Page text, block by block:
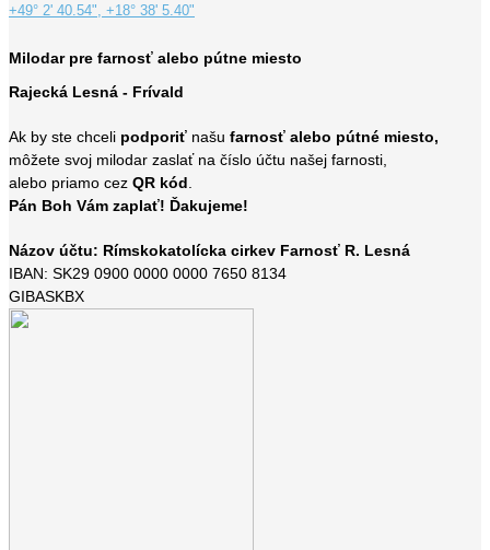
+49° 2' 40.54", +18° 38' 5.40"
Milodar pre farnosť alebo pútne miesto
Rajecká Lesná - Frívald
Ak by ste chceli podporiť našu farnosť alebo pútné miesto,
môžete svoj milodar zaslať na číslo účtu našej farnosti,
alebo priamo cez QR kód
Pán Boh Vám zaplať! Ďakujeme!
Názov účtu: Rímskokatolícka cirkev Farnosť R. Lesná
IBAN: SK29 0900 0000 0000 7650 8134
GIBASKBX